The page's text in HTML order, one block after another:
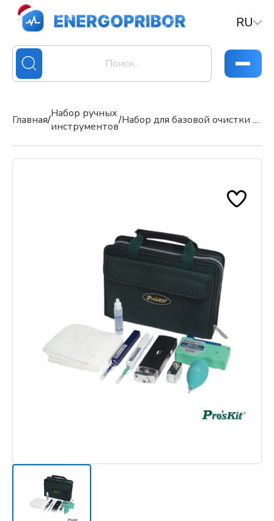
RU
Главная/Набор ручных
инструментов/ Набор для базовой очистки и проверки оптоволокна (ProsKit)